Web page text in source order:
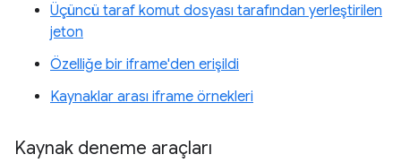
Üçüncü taraf komut dosyası tarafından yerleştirilen
jeton
Özelliğe bir iframe'den erişildi
Kaynaklar arası iframe örnekleri
Kaynak deneme araçları